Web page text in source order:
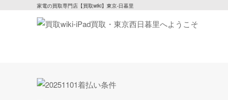
家電の買取専門店【買取wiki】東京-日暮里